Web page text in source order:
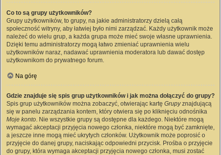
Co to są grupy użytkowników?
Grupy użytkowników, to grupy, na jakie administratorzy dzielą całą
społeczność witryny, aby łatwiej było nimi zarządzać. Każdy użytkownik może
należeć do wielu grup, a każda grupa może mieć swoje własne uprawnienia.
Dzięki temu administratorzy mogą łatwo zmieniać uprawnienia wielu
użytkowników naraz, nadawać uprawnienia moderatora lub dawać dostęp
użytkownikom do prywatnego forum.
Na górę
Gdzie znajduje się spis grup użytkowników i jak można dołączyć do grupy?
Spis grup użytkowników można zobaczyć, otwierając kartę Grupyznajdującą
się w panelu zarządzania kontem, który otwiera się po kliknięciu odnośnika
Moje konto. Nie wszystkie grupy są dostępne dla każdego. Niektóre mogą
wymagać akceptacji przyjęcia nowego członka, niektóre mogą być zamknięte,
a jeszcze inne mogą mieć ukrytych członków. Użytkownik może poprosić o
przyjęcie do danej grupy, naciskając odpowiedni przycisk. Prośba o przyjęcie
do grupy, która wymaga akceptacji przyjęcia nowego członka, musi zostać